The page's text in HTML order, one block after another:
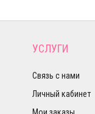
УСЛУГИ
Связь с нами
Личный кабинет
Мои заказы